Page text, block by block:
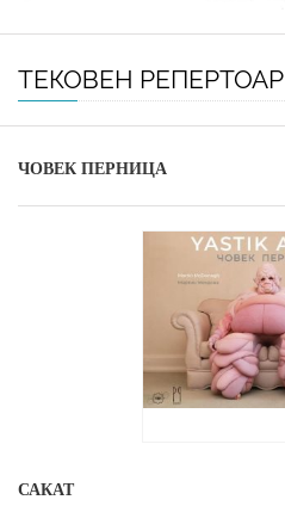
ТЕКОВЕН РЕПЕРТОАР
ЧОВЕК ПЕРНИЦА
САКАТ